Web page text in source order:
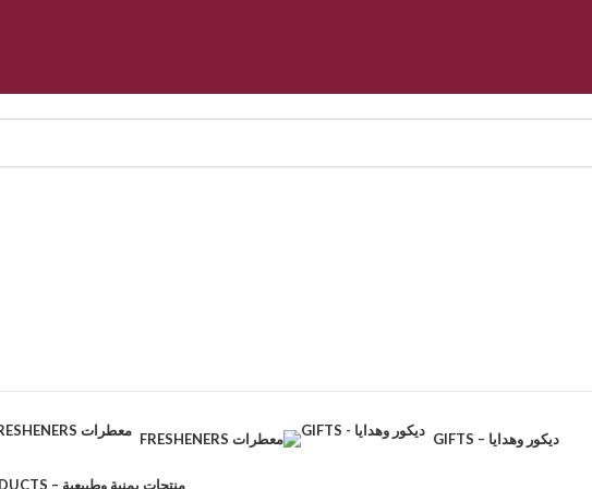
FRESHENERS معطرات GIFTS – ديكور وهدايا
YEMENI PRODUCTS – منتجات يمنية وطبيعية